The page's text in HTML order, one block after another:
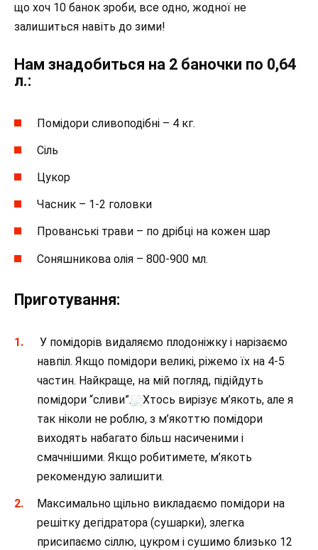
що хоч 10 банок зроби, все одно, жодної не
залишиться навіть до зими!
Нам знадобиться на 2 баночки по 0,64
л.:
Помідори сливоподібні – 4 кг.
Сіль
Цукор
Часник – 1-2 головки
Прованські трави – по дрібці на кожен шар
Соняшникова олія – 800-900 мл.
Приготування:
У помідорів видаляємо плодоніжку і нарізаємо
навпіл. Якщо помідори великі, ріжемо їх на 4-5
частин. Найкраще, на мій погляд, підійдуть
помідори “сливи”.
Хтось вирізує м’якоть, але я
так ніколи не роблю, з м’якоттю помідори
виходять набагато більш насиченими і
смачнішими. Якщо робитимете, м’якоть
рекомендую залишити.
Максимально щільно викладаємо помідори на
решітку дегідратора (сушарки), злегка
присипаємо сіллю, цукром і сушимо близько 12